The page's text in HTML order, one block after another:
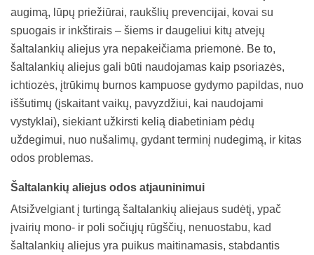
augimą, lūpų priežiūrai, raukšlių prevencijai, kovai su
spuogais ir inkštirais – šiems ir daugeliui kitų atvejų
šaltalankių aliejus yra nepakeičiama priemonė. Be to,
šaltalankių aliejus gali būti naudojamas kaip psoriazės,
ichtiozės, įtrūkimų burnos kampuose gydymo papildas, nuo
iššutimų (įskaitant vaikų, pavyzdžiui, kai naudojami
vystyklai), siekiant užkirsti kelią diabetiniam pėdų
uždegimui, nuo nušalimų, gydant terminį nudegimą, ir kitas
odos problemas.
Šaltalankių aliejus odos atjauninimui
Atsižvelgiant į turtingą šaltalankių aliejaus sudėtį, ypač
įvairių mono- ir poli sočiųjų rūgščių, nenuostabu, kad
šaltalankių aliejus yra puikus maitinamasis, stabdantis